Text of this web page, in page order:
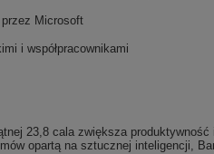
Microsoft
i współpracownikami
23,8 cala zwiększa
opartą na sztucznej inteligencji,